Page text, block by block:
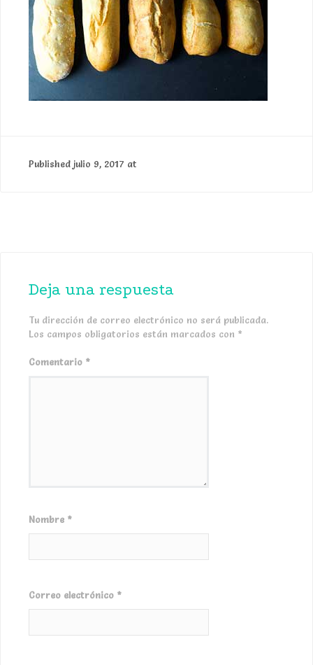
Published julio 9, 2017 at
Deja una respuesta
Tu dirección de correo electrónico no será publicada.
Los campos obligatorios están marcados con *
Comentario *
Nombre *
Correo electrónico *